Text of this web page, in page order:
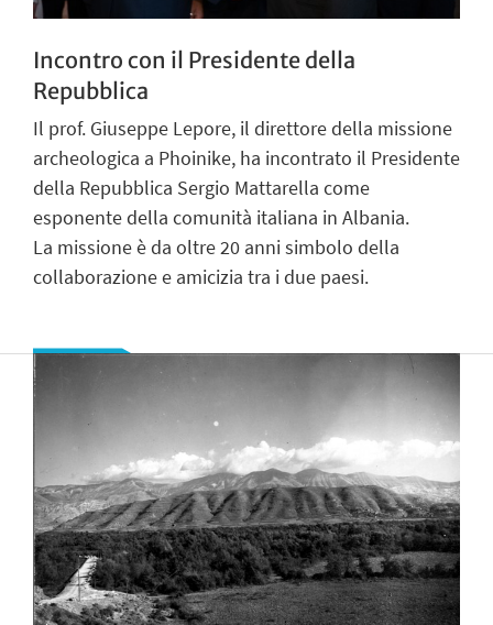
Incontro con il Presidente della
Repubblica
Il prof. Giuseppe Lepore, il direttore della missione
archeologica a Phoinike, ha incontrato il Presidente
della Repubblica Sergio Mattarella come
esponente della comunità italiana in Albania.
La missione è da oltre 20 anni simbolo della
collaborazione e amicizia tra i due paesi.